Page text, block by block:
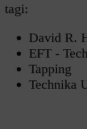
tagi:
David R.
EFT -
Tapping
Technika